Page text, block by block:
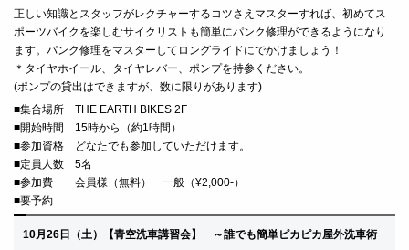
正しい知識とスタッフがレクチャーするコツさえマスターすれば、初めてス
ポーツバイクを楽しむサイクリストも簡単にパンク修理ができるようになり
ます。パンク修理をマスターしてロングライドにでかけましょう！
＊タイヤホイール、タイヤレバー、ポンプを持参ください。
(ポンプの貸出はできますが、数に限りがあります)
■集合場所 THE EARTH BIKES 2F
■開始時間 15時から（約1時間）
■参加資格 どなたでも参加していただけます。
■定員人数 5名
■参加費 会員様（無料） 一般（¥2,000-）
■要予約
10月26日（土） 【青空洗車講習会】 ～誰でも簡単ピカピカ屋外洗車術